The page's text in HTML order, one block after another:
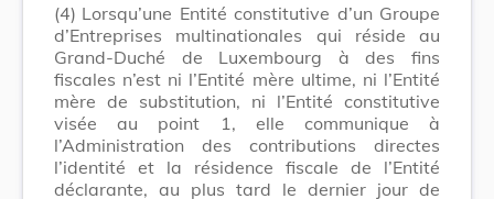
(4) Lorsqu’une Entité constitutive d’un Groupe
d’Entreprises multinationales qui réside au
Grand-Duché de Luxembourg à des fins
fiscales n’est ni l’Entité mère ultime, ni l’Entité
mère de substitution, ni l’Entité constitutive
visée au point 1, elle communique à
l’Administration des contributions directes
l’identité et la résidence fiscale de l’Entité
déclarante, au plus tard le dernier jour de